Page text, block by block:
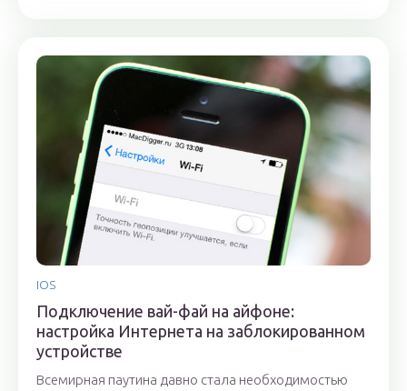
IOS
Подключение вай-фай на айфоне:
настройка Интернета на заблокированном
устройстве
Всемирная паутина давно стала необходимостью